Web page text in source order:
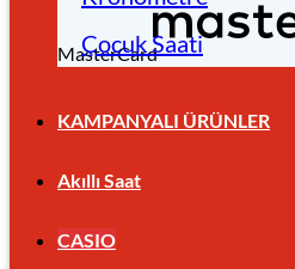
MasterCard
Çocuk Saati
KAMPANYALI ÜRÜNLER
Akıllı Saat
CASIO